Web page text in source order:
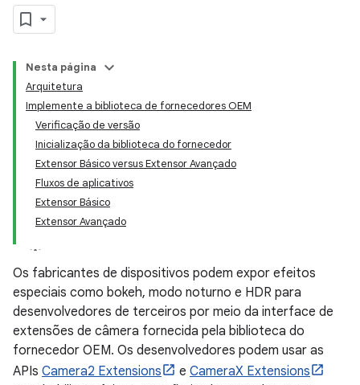
Nesta página
Arquitetura
Implemente a biblioteca de fornecedores OEM
Verificação de versão
Inicialização da biblioteca do fornecedor
Extensor Básico versus Extensor Avançado
Fluxos de aplicativos
Extensor Básico
Extensor Avançado
Os fabricantes de dispositivos podem expor efeitos
especiais como bokeh, modo noturno e HDR para
desenvolvedores de terceiros por meio da interface de
extensões de câmera fornecida pela biblioteca do
fornecedor OEM. Os desenvolvedores podem usar as
APIs Camera2 Extensions e CameraX Extensions